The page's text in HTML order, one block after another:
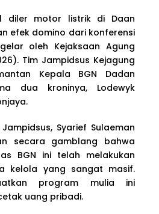
diler motor listrik di Daan
efek domino dari konferensi
oleh Kejaksaan Agung
Tim Jampidsus Kejagung
Kepala BGN Dadan
dua kroninya, Lodewyk
Syarief Sulaeman
secara gamblang bahwa
BGN ini telah melakukan
kelola yang sangat masif.
program mulia ini
uang pribadi.